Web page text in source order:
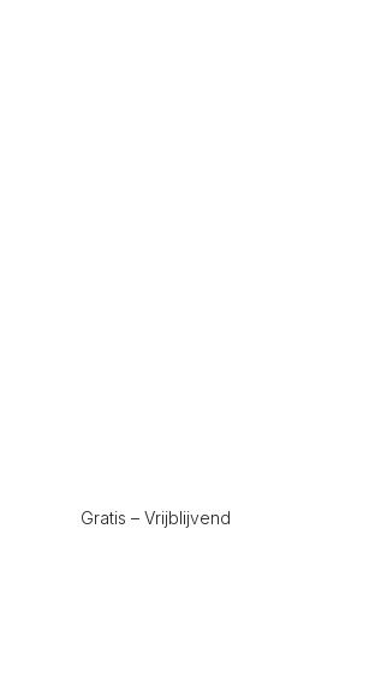
Gratis – Vrijblijvend